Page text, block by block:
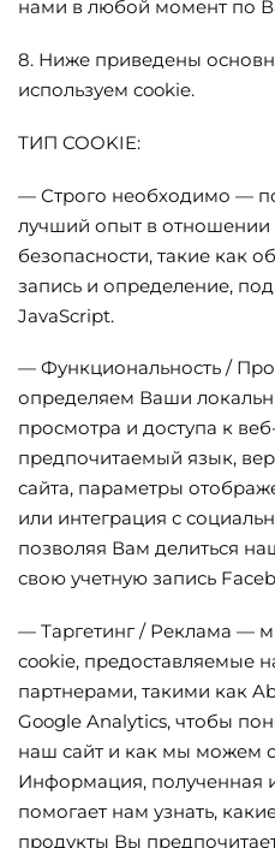
нами в любой момент по
8. Ниже приведены
используем cookie.
ТИП COOKIE:
— Строго необходимо —
лучший опыт в отношении
безопасности, такие как
запись и определение,
JavaScript.
— Функциональность /
определяем Ваши
просмотра и доступа к
предпочитаемый язык,
сайта, параметры
или интеграция с
позволяя Вам делиться
свою учетную запись
— Таргетинг / Реклама —
cookie, предоставляемые
партнерами, такими как
Google Analytics, чтобы
наш сайт и как мы можем
Информация, полученная
помогает нам узнать,
продукты Вы